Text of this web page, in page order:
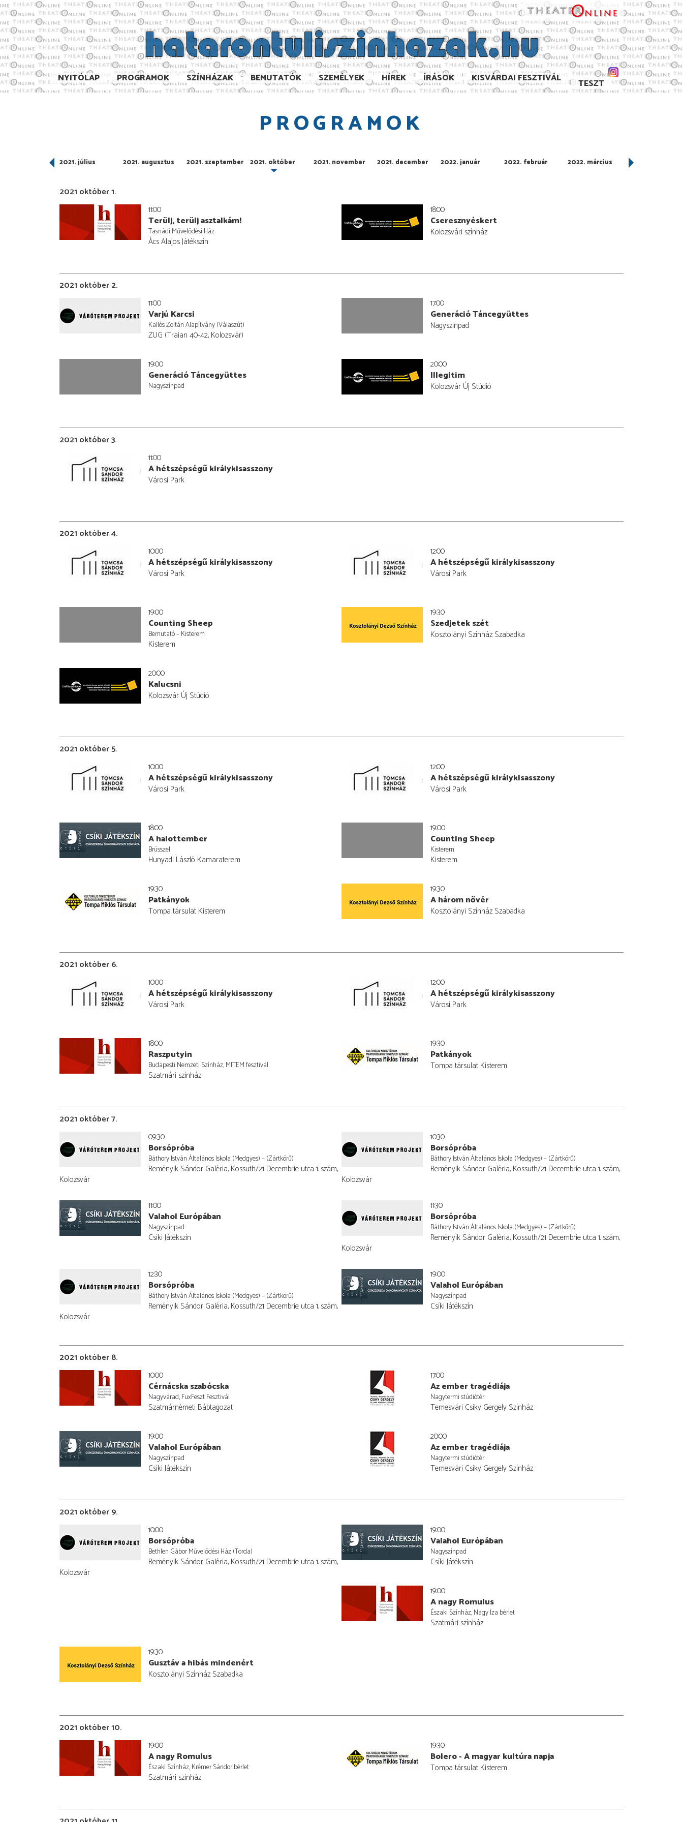
NYITÓLAP PROGRAMOK SZÍNHÁZAK BEMUTATÓK SZEMÉLYEK HÍREK ÍRÁSOK KISVÁRDAI FESZTIVÁL TESZT
PROGRAMOK
2021. július 2021. augusztus 2021. szeptember 2021. október 2021. november 2021. december 2022. január 2022. február 2022. március 2022. április
2021 október 1.
11:00
Terülj, terülj asztalkám!
Tasnádi Művelődési Ház
Ács Alajos Játékszín
18:00
Cseresznyéskert
Kolozsvári színház
2021 október 2.
11:00
Varjú Karcsi
Kallós Zoltán Alapítvány (Válaszút)
ZUG (Traian 40-42, Kolozsvár)
17:00
Generáció Táncegyüttes
Nagyszínpad
19:00
Generáció Táncegyüttes
Nagyszínpad
20:00
Illegitim
Kolozsvár Új Stúdió
2021 október 3.
11:00
A hétszépségű királykisasszony
Városi Park
2021 október 4.
10:00
A hétszépségű királykisasszony
Városi Park
12:00
A hétszépségű királykisasszony
Városi Park
19:00
Counting Sheep
Bemutató – Kisterem
Kisterem
19:30
Szedjetek szét
Kosztolányi Színház Szabadka
20:00
Kalucsni
Kolozsvár Új Stúdió
2021 október 5.
10:00
A hétszépségű királykisasszony
Városi Park
12:00
A hétszépségű királykisasszony
Városi Park
18:00
A halottember
Brüsszel
Hunyadi László Kamaraterem
19:00
Counting Sheep
Kisterem
Kisterem
19:30
Patkányok
Tompa társulat Kisterem
19:30
A három nővér
Kosztolányi Színház Szabadka
2021 október 6.
10:00
A hétszépségű királykisasszony
Városi Park
12:00
A hétszépségű királykisasszony
Városi Park
18:00
Raszputyin
Budapesti Nemzeti Színház, MITEM fesztivál
Szatmári színház
19:30
Patkányok
Tompa társulat Kisterem
2021 október 7.
09:30
Borsópróba
Báthory István Általános Iskola (Medgyes) – (Zártkörű)
Reményik Sándor Galéria, Kossuth/21 Decembrie utca 1. szám,
Kolozsvár
10:30
Borsópróba
Báthory István Általános Iskola (Medgyes) – (Zártkörű)
Reményik Sándor Galéria, Kossuth/21 Decembrie utca 1. szám,
Kolozsvár
11:00
Valahol Európában
Nagyszínpad
Csíki Játékszín
11:30
Borsópróba
Báthory István Általános Iskola (Medgyes) – (Zártkörű)
Reményik Sándor Galéria, Kossuth/21 Decembrie utca 1. szám,
Kolozsvár
12:30
Borsópróba
Báthory István Általános Iskola (Medgyes) – (Zártkörű)
Reményik Sándor Galéria, Kossuth/21 Decembrie utca 1. szám,
Kolozsvár
19:00
Valahol Európában
Nagyszínpad
Csíki Játékszín
2021 október 8.
10:00
Cérnácska szabócska
Nagyvárad, FuxFeszt Fesztivál
Szatmárnémeti Bábtagozat
17:00
Az ember tragédiája
Nagytermi stúdiótér
Temesvári Csiky Gergely Színház
19:00
Valahol Európában
Nagyszínpad
Csíki Játékszín
20:00
Az ember tragédiája
Nagytermi stúdiótér
Temesvári Csiky Gergely Színház
2021 október 9.
10:00
Borsópróba
Bethlen Gábor Művelődési Ház (Torda)
Reményik Sándor Galéria, Kossuth/21 Decembrie utca 1. szám,
Kolozsvár
19:00
Valahol Európában
Nagyszínpad
Csíki Játékszín
19:00
A nagy Romulus
Északi Színház, Nagy Iza bérlet
Szatmári színház
19:30
Gusztáv a hibás mindenért
Kosztolányi Színház Szabadka
2021 október 10.
19:00
A nagy Romulus
Északi Színház, Krémer Sándor bérlet
Szatmári színház
19:30
Bolero - A magyar kultúra napja
Tompa társulat Kisterem